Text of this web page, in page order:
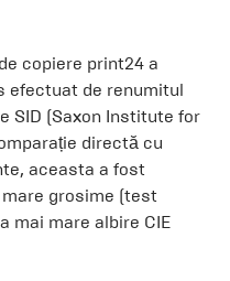
copiere print24 a
efectuat de renumitul
SID (Saxon Institute for
directă cu
aceasta a fost
grosime (test
mai mare albire CIE